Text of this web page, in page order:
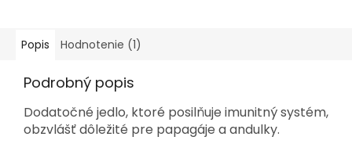
Popis Hodnotenie (1)
Podrobný popis
Dodatočné jedlo, ktoré posilňuje imunitný systém,
obzvlášť dôležité pre papagáje a andulky.